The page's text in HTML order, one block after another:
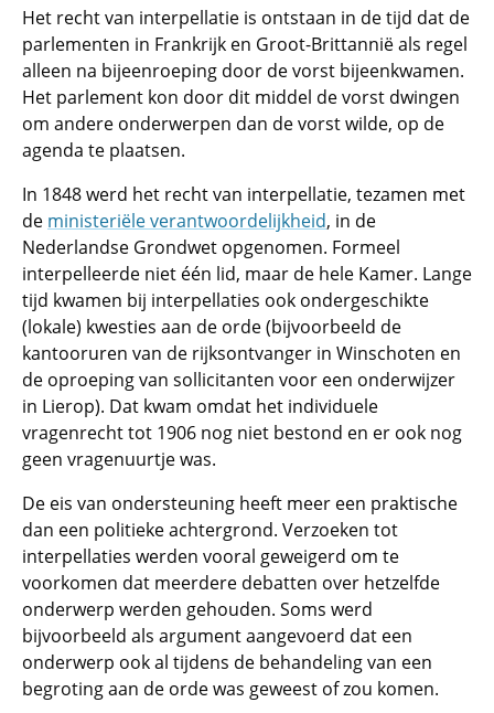
Het recht van interpellatie is ontstaan in de tijd dat de
parlementen in Frankrijk en Groot-Brittannië als regel
alleen na bijeenroeping door de vorst bijeenkwamen.
Het parlement kon door dit middel de vorst dwingen
om andere onderwerpen dan de vorst wilde, op de
agenda te plaatsen.
In 1848 werd het recht van interpellatie, tezamen met
de ministeriële verantwoordelijkheid, in de
Nederlandse Grondwet opgenomen. Formeel
interpelleerde niet één lid, maar de hele Kamer. Lange
tijd kwamen bij interpellaties ook ondergeschikte
(lokale) kwesties aan de orde (bijvoorbeeld de
kantooruren van de rijksontvanger in Winschoten en
de oproeping van sollicitanten voor een onderwijzer
in Lierop). Dat kwam omdat het individuele
vragenrecht tot 1906 nog niet bestond en er ook nog
geen vragenuurtje was.
De eis van ondersteuning heeft meer een praktische
dan een politieke achtergrond. Verzoeken tot
interpellaties werden vooral geweigerd om te
voorkomen dat meerdere debatten over hetzelfde
onderwerp werden gehouden. Soms werd
bijvoorbeeld als argument aangevoerd dat een
onderwerp ook al tijdens de behandeling van een
begroting aan de orde was geweest of zou komen.